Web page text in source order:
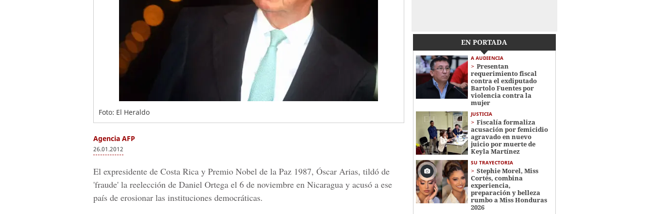
Foto: El Heraldo
Agencia AFP
26.01.2012
El expresidente de Costa Rica y Premio Nobel de la Paz 1987, Óscar Arias, tildó de
'fraude' la reelección de Daniel Ortega el 6 de noviembre en Nicaragua y acusó a ese
país de erosionar las instituciones democráticas.
EN PORTADA
A AUDIENCIA
Presentan
requerimiento fiscal
contra el exdiputado
Bartolo Fuentes por
violencia contra la
mujer
JUSTICIA
Fiscalía formaliza
acusación por femicidio
agravado en nuevo
juicio por muerte de
Keyla Martínez
SU TRAYECTORIA
Stephie Morel, Miss
Cortés, combina
experiencia,
preparación y belleza
rumbo a Miss Honduras
2026